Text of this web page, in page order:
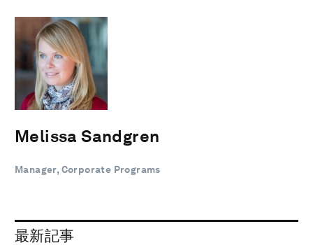
Melissa Sandgren
Manager, Corporate Programs
最新記事